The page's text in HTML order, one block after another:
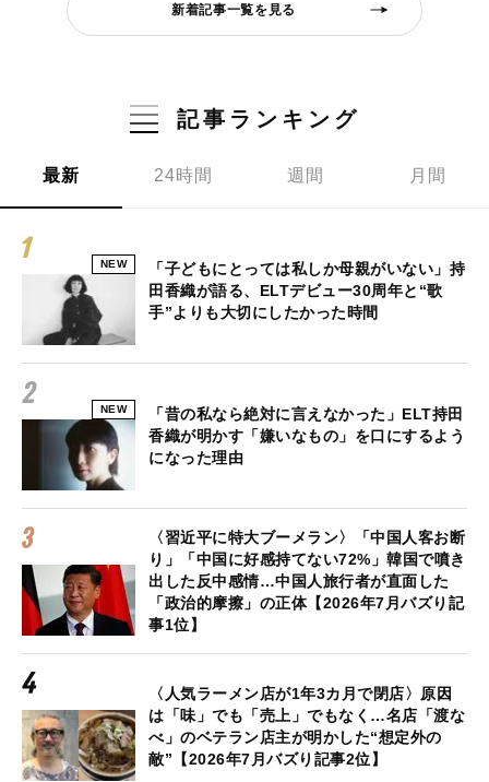
新着記事一覧を見る
記事ランキング
最新 24時間 週間 月間
NEW
「子どもにとっては私しか母親がいない」持
田香織が語る、ELTデビュー30周年と“歌
手”よりも大切にしたかった時間
NEW
「昔の私なら絶対に言えなかった」ELT持田
香織が明かす「嫌いなもの」を口にするよう
になった理由
〈習近平に特大ブーメラン〉「中国人客お断
り」「中国に好感持てない72%」韓国で噴き
出した反中感情…中国人旅行者が直面した
「政治的摩擦」の正体【2026年7月バズり記
事1位】
〈人気ラーメン店が1年3カ月で閉店〉原因
は「味」でも「売上」でもなく…名店「渡な
べ」のベテラン店主が明かした“想定外の
敵”【2026年7月バズり記事2位】